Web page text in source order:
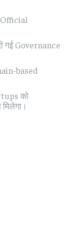
गई Governance
based
को